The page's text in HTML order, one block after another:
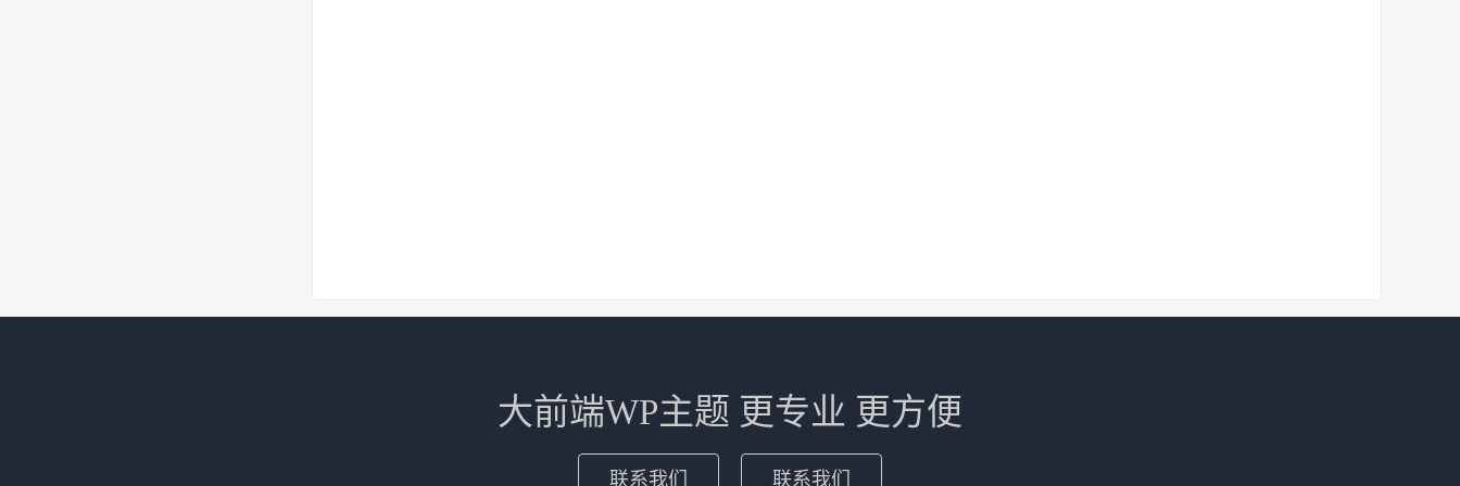
大前端WP主题 更专业 更方便
联系我们 联系我们